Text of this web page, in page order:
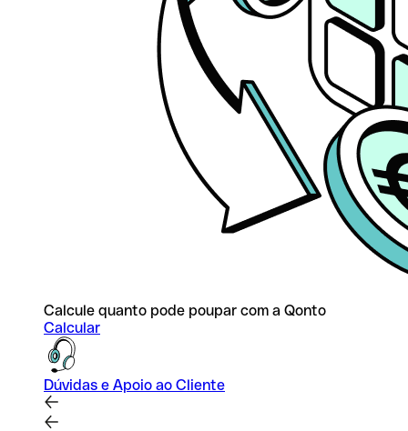
Calcule quanto pode poupar com a Qonto
Calcular
Dúvidas e Apoio ao Cliente